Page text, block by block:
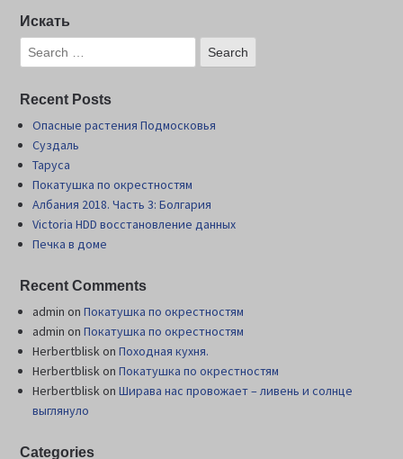
Искать
Recent Posts
Опасные растения Подмосковья
Суздаль
Таруса
Покатушка по окрестностям
Албания 2018. Часть 3: Болгария
Victoria HDD восстановление данных
Печка в доме
Recent Comments
admin onПокатушка по окрестностям
admin onПокатушка по окрестностям
HerbertbliskonПоходная кухня.
HerbertbliskonПокатушка по окрестностям
HerbertbliskonШиpава нас провожает – ливень и солнце
выглянуло
Categories